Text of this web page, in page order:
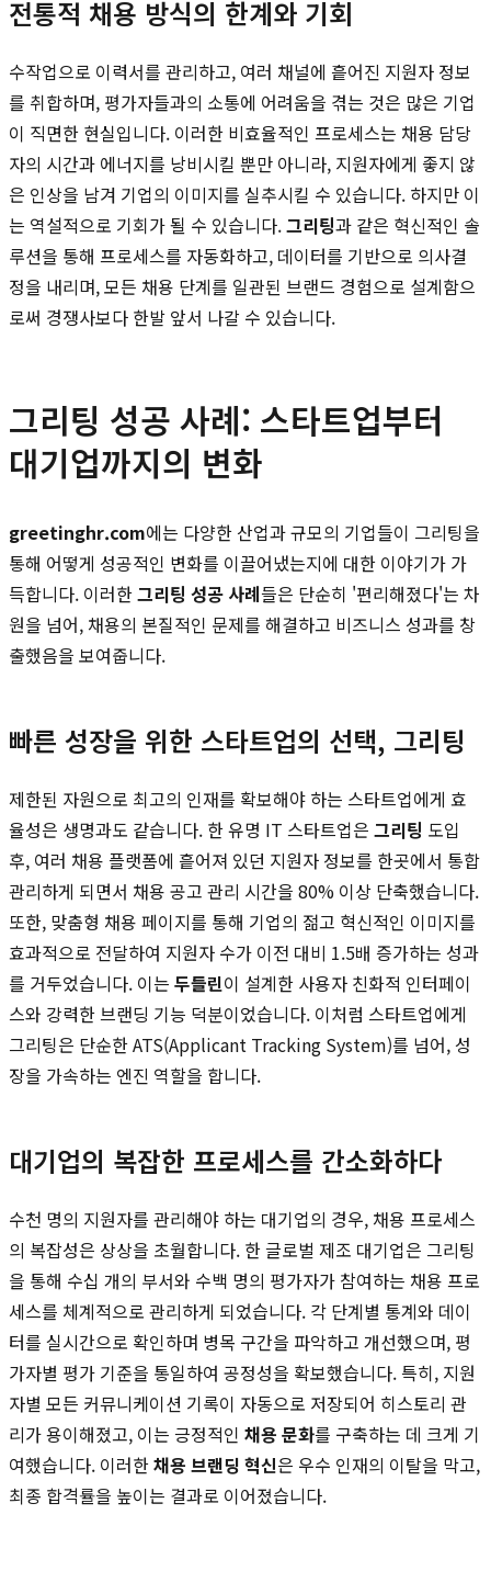
전통적 채용 방식의 한계와 기회
수작업으로 이력서를 관리하고, 여러 채널에 흩어진 지원자 정보
를 취합하며, 평가자들과의 소통에 어려움을 겪는 것은 많은 기업
이 직면한 현실입니다. 이러한 비효율적인 프로세스는 채용 담당
자의 시간과 에너지를 낭비시킬 뿐만 아니라, 지원자에게 좋지 않
은 인상을 남겨 기업의 이미지를 실추시킬 수 있습니다. 하지만 이
는 역설적으로 기회가 될 수 있습니다.그리팅과 같은 혁신적인 솔
루션을 통해 프로세스를 자동화하고, 데이터를 기반으로 의사결
정을 내리며, 모든 채용 단계를 일관된 브랜드 경험으로 설계함으
로써 경쟁사보다 한발 앞서 나갈 수 있습니다.
그리팅 성공 사례: 스타트업부터
대기업까지의 변화
greetinghr.com에는 다양한 산업과 규모의 기업들이 그리팅을
통해 어떻게 성공적인 변화를 이끌어냈는지에 대한 이야기가 가
득합니다. 이러한그리팅 성공 사례들은 단순히 '편리해졌다'는 차
원을 넘어, 채용의 본질적인 문제를 해결하고 비즈니스 성과를 창
출했음을 보여줍니다.
빠른 성장을 위한 스타트업의 선택, 그리팅
제한된 자원으로 최고의 인재를 확보해야 하는 스타트업에게 효
율성은 생명과도 같습니다. 한 유명 IT 스타트업은 그리팅 도입
후, 여러 채용 플랫폼에 흩어져 있던 지원자 정보를 한곳에서 통합
관리하게 되면서 채용 공고 관리 시간을 80% 이상 단축했습니다.
또한, 맞춤형 채용 페이지를 통해 기업의 젊고 혁신적인 이미지를
효과적으로 전달하여 지원자 수가 이전 대비 1.5배 증가하는 성과
를 거두었습니다. 이는 두들린이 설계한 사용자 친화적 인터페이
스와 강력한 브랜딩 기능 덕분이었습니다. 이처럼 스타트업에게
그리팅은 단순한 ATS(Applicant Tracking System)를 넘어, 성
장을 가속하는 엔진 역할을 합니다.
대기업의 복잡한 프로세스를 간소화하다
수천 명의 지원자를 관리해야 하는 대기업의 경우, 채용 프로세스
의 복잡성은 상상을 초월합니다. 한 글로벌 제조 대기업은 그리팅
을 통해 수십 개의 부서와 수백 명의 평가자가 참여하는 채용 프로
세스를 체계적으로 관리하게 되었습니다. 각 단계별 통계와 데이
터를 실시간으로 확인하며 병목 구간을 파악하고 개선했으며, 평
가자별 평가 기준을 통일하여 공정성을 확보했습니다. 특히, 지원
자별 모든 커뮤니케이션 기록이 자동으로 저장되어 히스토리 관
리가 용이해졌고, 이는 긍정적인 채용 문화를 구축하는 데 크게 기
여했습니다. 이러한채용 브랜딩 혁신은 우수 인재의 이탈을 막고,
최종 합격률을 높이는 결과로 이어졌습니다.